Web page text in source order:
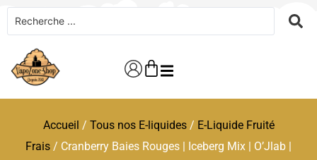
Accueil / Tous nos E-liquides/ E-Liquide Fruité
Frais / Cranberry Baies Rouges | Iceberg Mix | O’Jlab |